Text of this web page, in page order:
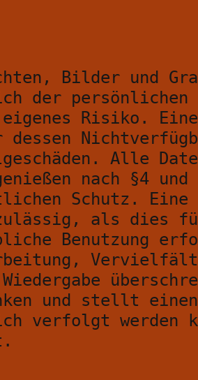
Bilder und
der persönlichen
Risiko. Eine
dessen
Alle
nach §4
Schutz.
als dies für
Benutzung
und stellt
verfolgt werden